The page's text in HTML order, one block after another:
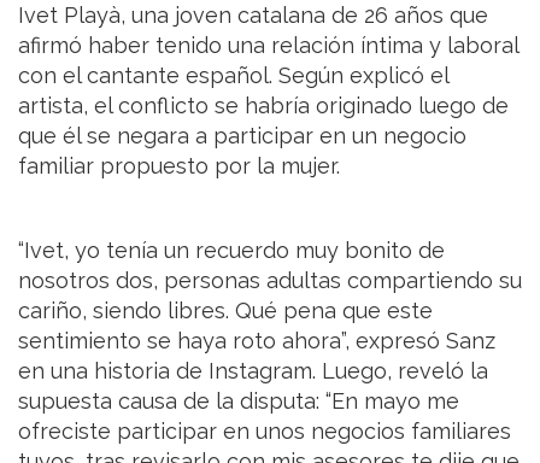
Ivet Playà, una joven catalana de 26 años que
afirmó haber tenido una relación íntima y laboral
con el cantante español. Según explicó el
artista, el conflicto se habría originado luego de
que él se negara a participar en un negocio
familiar propuesto por la mujer.
“Ivet, yo tenía un recuerdo muy bonito de
nosotros dos, personas adultas compartiendo su
cariño, siendo libres. Qué pena que este
sentimiento se haya roto ahora”, expresó Sanz
en una historia de Instagram. Luego, reveló la
supuesta causa de la disputa: “En mayo me
ofreciste participar en unos negocios familiares